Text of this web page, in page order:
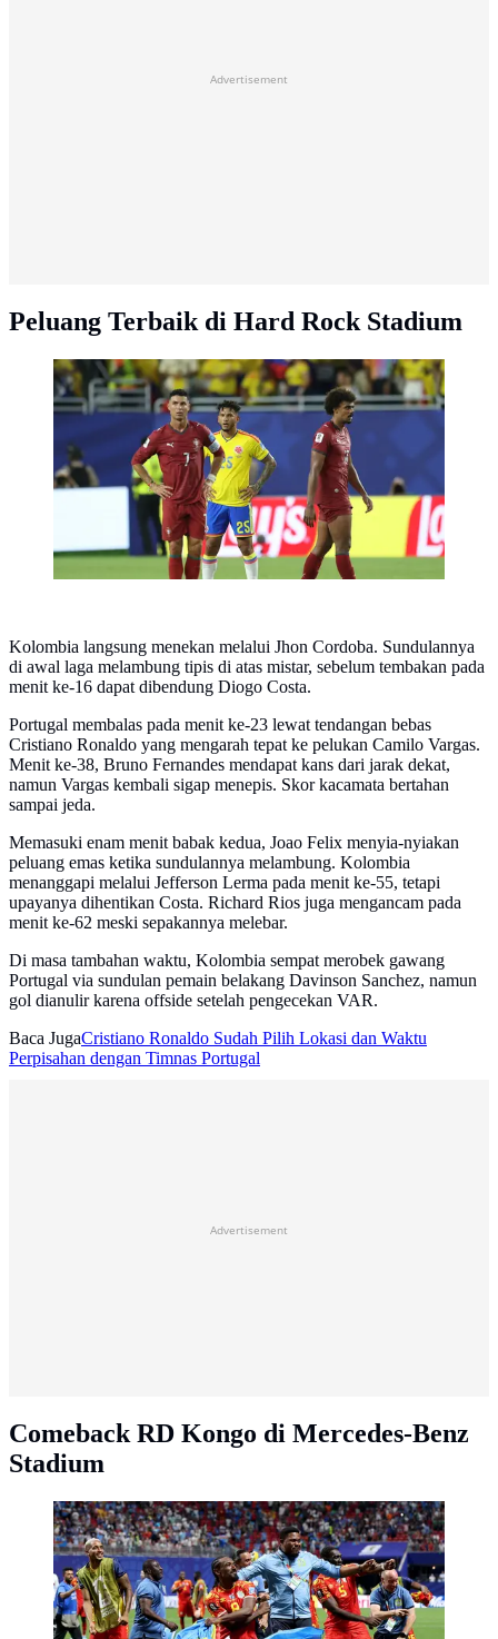
Advertisement
Peluang Terbaik di Hard Rock Stadium
Pertandingan Kolombia melawan Portugal di Piala
Dunia 2026 berakhir imbang tanpa gol (AFP)
Kolombia langsung menekan melalui Jhon Cordoba. Sundulannya
di awal laga melambung tipis di atas mistar, sebelum tembakan pada
menit ke-16 dapat dibendung Diogo Costa.
Portugal membalas pada menit ke-23 lewat tendangan bebas
Cristiano Ronaldo yang mengarah tepat ke pelukan Camilo Vargas.
Menit ke-38, Bruno Fernandes mendapat kans dari jarak dekat,
namun Vargas kembali sigap menepis. Skor kacamata bertahan
sampai jeda.
Memasuki enam menit babak kedua, Joao Felix menyia-nyiakan
peluang emas ketika sundulannya melambung. Kolombia
menanggapi melalui Jefferson Lerma pada menit ke-55, tetapi
upayanya dihentikan Costa. Richard Rios juga mengancam pada
menit ke-62 meski sepakannya melebar.
Di masa tambahan waktu, Kolombia sempat merobek gawang
Portugal via sundulan pemain belakang Davinson Sanchez, namun
gol dianulir karena offside setelah pengecekan VAR.
Baca JugaCristiano Ronaldo Sudah Pilih Lokasi dan Waktu
Perpisahan dengan Timnas Portugal
Advertisement
Comeback RD Kongo di Mercedes-Benz
Stadium